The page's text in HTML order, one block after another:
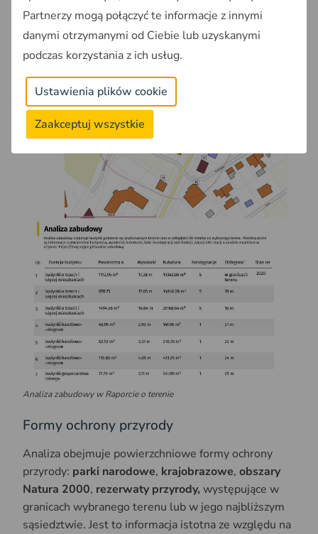
Analiza zabudowy w Raporcie o terenie
Formy ochrony przyrody
Analiza obejmuje powierzchniowe formy ochrony
przyrody: parki narodowe, krajobrazowe, obszary
Natura 2000, rezerwaty przyrody, występujące w
granicach wybranego terenu lub w jego najbliższym
sąsiedztwie. Jest to informacja istotna ze względu na
Partnerzy mogą połączyć te informacje z innymi
danymi otrzymanymi od Ciebie lub uzyskanymi
podczas korzystania z ich usług.
Ustawienia plików cookie
Zaakceptuj wszystkie